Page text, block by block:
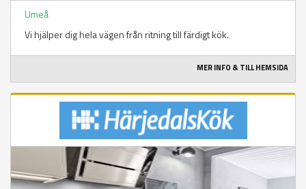
Umeå
Vi hjälper dig hela vägen från ritning till färdigt kök.
MER INFO & TILL HEMSIDA